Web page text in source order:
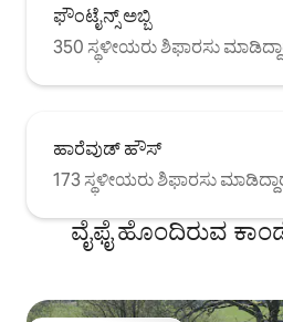
ಫೌಂಟೈನ್ಸ್ ಅಬ್ಬಿ
350 ಸ್ಥಳೀಯರು ಶಿಫಾರಸು
ಹಾರೆವುಡ್ ಹೌಸ್
173 ಸ್ಥಳೀಯರು ಶಿಫಾರಸು
ವೈಫೈ ಹೊಂದಿರುವ